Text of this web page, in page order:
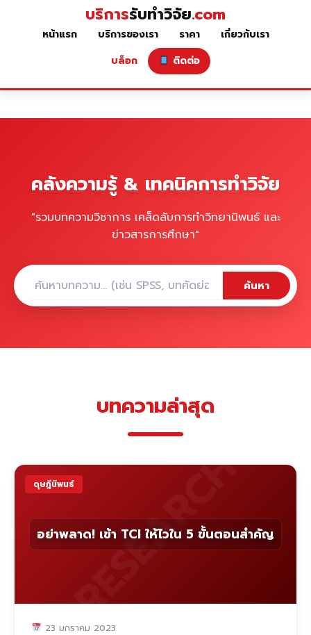
บริการรับทำวิจัย.com
หน้าแรก บริการของเรา ราคา
เกี่ยวกับเรา
บล็อก
ติดต่อ
คลังความรู้ & เทคนิคการทำวิจัย
"รวมบทความวิชาการ เคล็ดลับการทำวิทยานิพนธ์ และ
ข่าวสารการศึกษา"
ค้นหา
บทความล่าสุด
ดุษฎีนิพนธ์
อย่าพลาด! เข้า TCI ให้ไวใน 5 ขั้นตอนสำคัญ
RESEARCH
23 มกราคม 2023